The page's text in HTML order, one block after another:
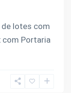
de lotes com
com Portaria